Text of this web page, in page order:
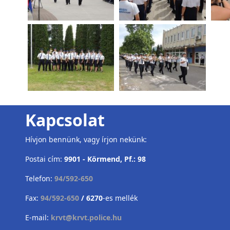
Kapcsolat
Hívjon bennünk, vagy írjon nekünk:
Postai cím: 9901 - Körmend, Pf.: 98
Telefon: 94/592-650
Fax: 94/592-650/ 6270-es mellék
E-mail: krvt@krvt.police.hu